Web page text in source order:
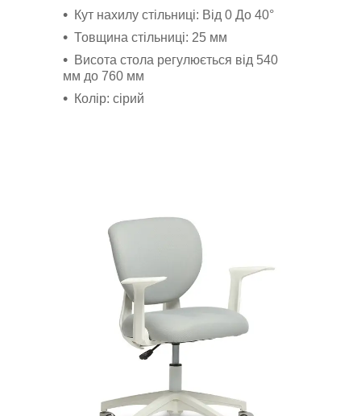
Кут нахилу стільниці: Від 0 До 40°
Товщина стільниці: 25 мм
Висота стола регулюється від 540
мм до 760 мм
Колір: сірий